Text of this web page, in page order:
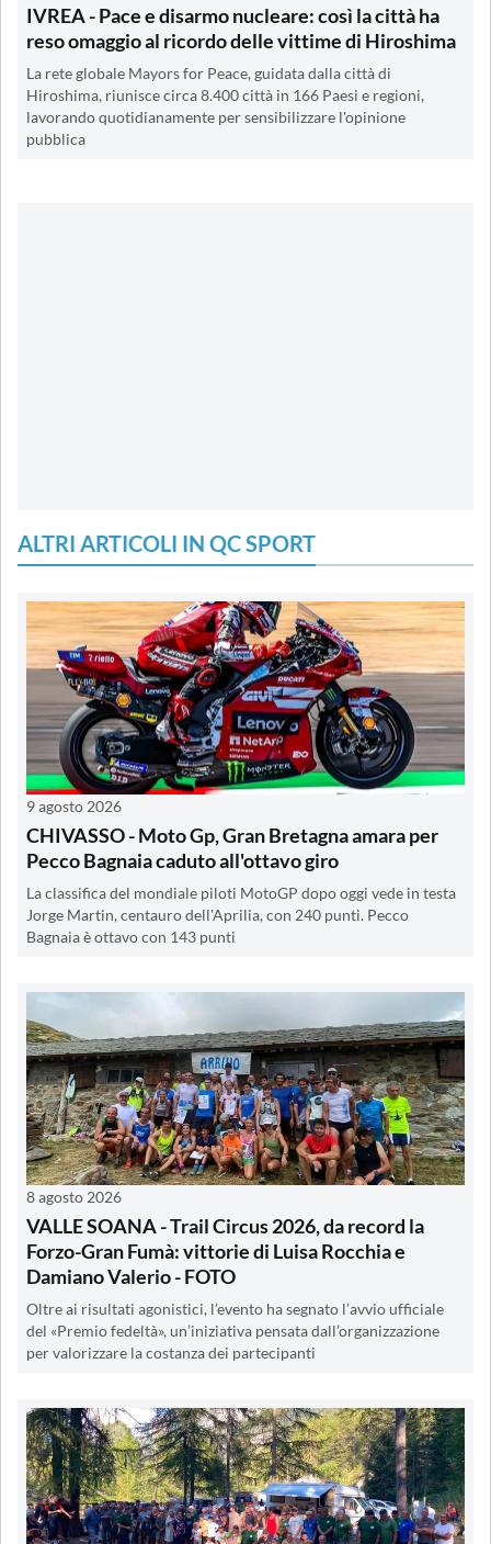
IVREA - Pace e disarmo nucleare: così la città ha
reso omaggio al ricordo delle vittime di Hiroshima
La rete globale Mayors for Peace, guidata dalla città di
Hiroshima, riunisce circa 8.400 città in 166 Paesi e regioni,
lavorando quotidianamente per sensibilizzare l'opinione
pubblica
ALTRI ARTICOLI IN QC SPORT
9 agosto 2026
CHIVASSO - Moto Gp, Gran Bretagna amara per
Pecco Bagnaia caduto all'ottavo giro
La classifica del mondiale piloti MotoGP dopo oggi vede in testa
Jorge Martin, centauro dell'Aprilia, con 240 punti. Pecco
Bagnaia è ottavo con 143 punti
8 agosto 2026
VALLE SOANA - Trail Circus 2026, da record la
Forzo-Gran Fumà: vittorie di Luisa Rocchia e
Damiano Valerio - FOTO
Oltre ai risultati agonistici, l’evento ha segnato l’avvio ufficiale
del «Premio fedeltà», un’iniziativa pensata dall’organizzazione
per valorizzare la costanza dei partecipanti